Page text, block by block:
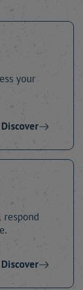
your
Discover
Discover